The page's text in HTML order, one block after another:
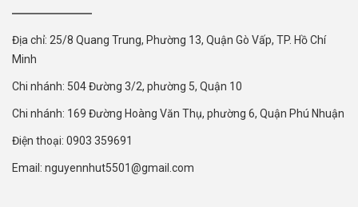
Địa chỉ: 25/8 Quang Trung, Phường 13, Quận Gò Vấp, TP. Hồ Chí
Minh
Chi nhánh: 504 Đường 3/2, phường 5, Quận 10
Chi nhánh: 169 Đường Hoàng Văn Thụ, phường 6, Quận Phú Nhuận
Điện thoại: 0903 359691
Email: nguyennhut5501@gmail.com